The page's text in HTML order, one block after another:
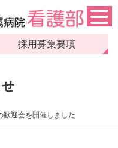
採用募集要項
歓迎会を開催しました